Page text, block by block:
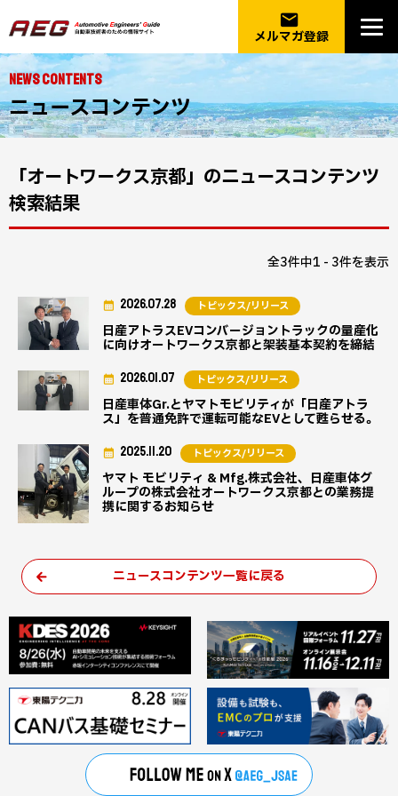
email
メルマガ登録
NEWS CONTENTS
ニュースコンテンツ
「オートワークス京都」のニュースコンテンツ
検索結果
全3件中1 - 3件を表示
日産アトラスEVコンバージョントラックの量産化
に向けオートワークス京都と架装基本契約を締結
2026.07.28 トピックス/リリース
日産車体Gr.とヤマトモビリティが「日産アトラ
ス」を普通免許で運転可能なEVとして甦らせる。
2026.01.07 トピックス/リリース
ヤマト モビリティ & Mfg.株式会社、日産車体グ
ループの株式会社オートワークス京都との業務提
携に関するお知らせ
2025.11.20 トピックス/リリース
ニュースコンテンツ一覧に戻る